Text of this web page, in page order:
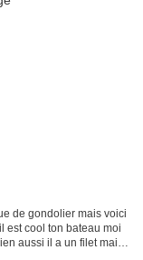
de gondolier mais voici
est cool ton bateau moi
aussi il a un filet mais